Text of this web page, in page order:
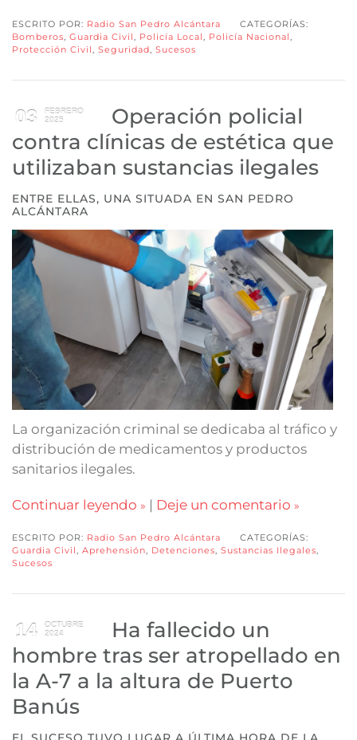
ESCRITO POR: Radio San Pedro Alcántara
CATEGORÍAS:
Bomberos Guardia Civil Policía Local Policía Nacional
Protección Civil
Seguridad Sucesos
03
FEBRERO
2025
Operación policial
contra clínicas de estética que
utilizaban sustancias ilegales
ENTRE ELLAS, UNA SITUADA EN SAN PEDRO
ALCÁNTARA
La organización criminal se dedicaba al tráfico y
distribución de medicamentos y productos
sanitarios ilegales.
Continuar leyendo | Deje un comentario
ESCRITO POR: Radio San Pedro Alcántara
CATEGORÍAS:
Guardia Civil, Aprehensión, Detenciones, Sustancias Ilegales,
Sucesos
14
OCTUBRE
2024
Ha fallecido un
hombre tras ser atropellado en
la A-7 a la altura de Puerto
Banús